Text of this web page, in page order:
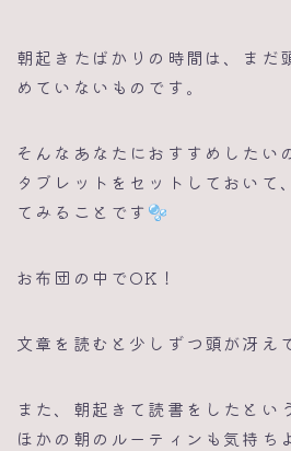
朝起きたばかりの時間は、まだ
めていないものです。
そんなあなたにおすすめしたい
タブレットをセットしておいて
てみることです
お布団の中でOK！
文章を読むと少しずつ頭が冴え
また、朝起きて読書をしたとい
ほかの朝のルーティンも気持ち